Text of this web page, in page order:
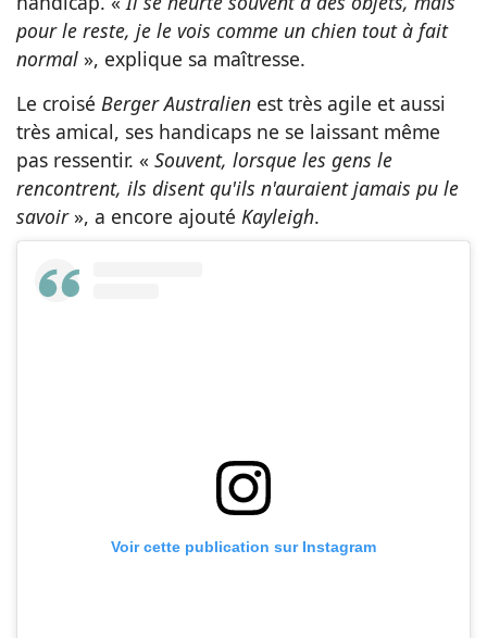
pour le reste, je le vois comme un chien tout à fait
normal », explique sa maîtresse.
Le croisé Berger Australien est très agile et aussi
très amical, ses handicaps ne se laissant même
pas ressentir. « Souvent, lorsque les gens le
rencontrent, ils disent qu'ils n'auraient jamais pu le
savoir », a encore ajouté Kayleigh.
Voir cette publication sur Instagram